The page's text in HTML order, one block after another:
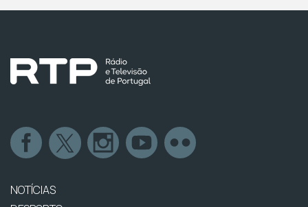
NOTÍCIAS